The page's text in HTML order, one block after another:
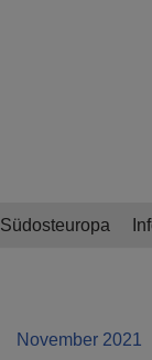
Südosteuropa
November 2021